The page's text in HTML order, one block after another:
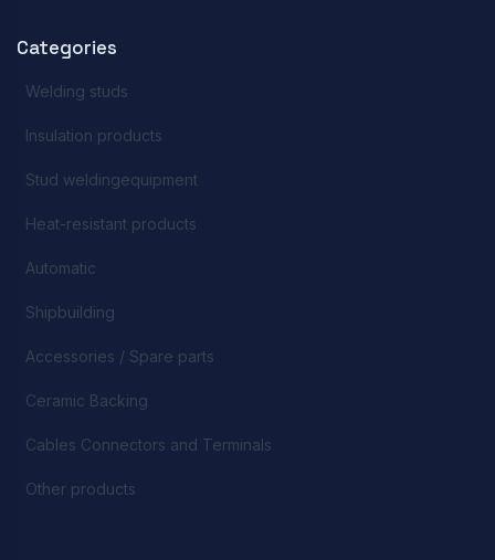
Categories
Welding studs
Insulation products
Stud weldingequipment
Heat-resistant products
Automatic
Shipbuilding
Accessories / Spare parts
Ceramic Backing
Cables Connectors and Terminals
Other products